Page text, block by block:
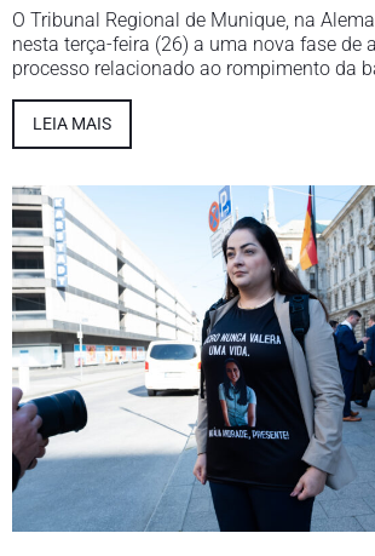
O Tribunal Regional de Munique, na
nesta terça-feira (26) a uma nova fase de
processo relacionado ao rompimento da
LEIA MAIS